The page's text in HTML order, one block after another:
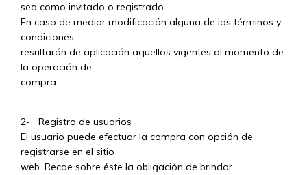
sea como invitado o registrado.
En caso de mediar modificación alguna de los términos y
condiciones,
resultarán de aplicación aquellos vigentes al momento de
la operación de
compra.
2- Registro de usuarios
El usuario puede efectuar la compra con opción de
registrarse en el sitio
web. Recae sobre éste la obligación de brindar